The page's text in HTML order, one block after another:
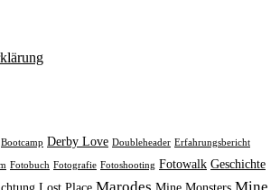
Bootcamp Derby Love Doubleheader Erfahrungsbericht
Fotobuch Fotografie Fotoshooting Fotowalk Geschichte